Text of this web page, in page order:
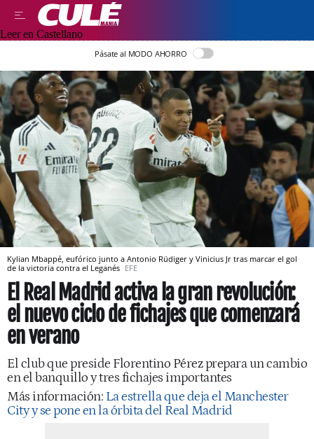
Leer en Castellano
Pásate al MODO AHORRO
Kylian Mbappé, eufórico junto a Antonio Rüdiger y Vinicius Jr tras marcar el gol
de la victoria contra el Leganés EFE
El Real Madrid activa la gran revolución:
el nuevo ciclo de fichajes que comenzará
en verano
El club que preside Florentino Pérez prepara un cambio
en el banquillo y tres fichajes importantes
Más información: La estrella que deja el Manchester
City y se pone en la órbita del Real Madrid